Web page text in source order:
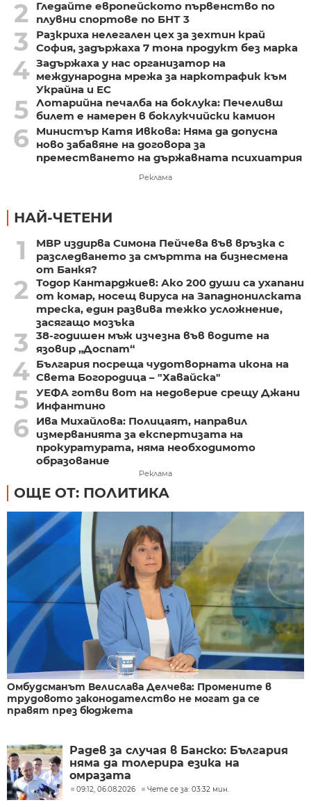
2
Гледайте европейското първенство по
плувни спортове по БНТ 3
3
Разкриха нелегален цех за зехтин край
София, задържаха 7 тона продукт без марка
4 Задържаха у нас организатор на
международна мрежа за наркотрафик към
Украйна и ЕС
5 Лотарийна печалба на боклука: Печеливш
билет е намерен в боклукчийски камион
6
Министър Катя Ивкова: Няма да допусна
ново забавяне на договора за
преместването на държавната психиатрия
Реклама
НАЙ-ЧЕТЕНИ
1
МВР издирва Симона Пейчева във връзка с
разследването за смъртта на бизнесмена
от Банкя?
2
Тодор Кантарджиев: Ако 200 души са ухапани
от комар, носещ вируса на Западнонилската
треска, един развива тежко усложнение,
засягащо мозъка
3
38-годишен мъж изчезна във водите на
язовир „Доспат“
4 България посреща чудотворната икона на
Света Богородица – "Хавайска"
5 УЕФА готви вот на недоверие срещу Джани
Инфантино
6
Ива Михайлова: Полицаят, направил
измерванията за експертизата на
прокуратурата, няма необходимото
образование
Реклама
ОЩЕ ОТ: ПОЛИТИКА
Омбудсманът Велислава Делчева: Промените в
трудовото законодателство не могат да се
правят през бюджета
Радев за случая в Банско: България
няма да толерира езика на
омразата
09:12, 06.08.2026 Чете се за: 03:32 мин.